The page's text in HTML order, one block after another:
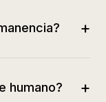
+
humano? +